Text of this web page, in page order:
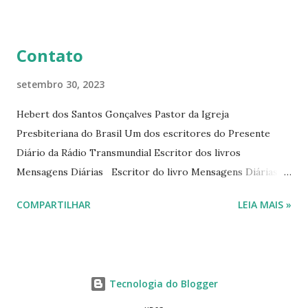
Contato
setembro 30, 2023
Hebert dos Santos Gonçalves Pastor da Igreja
Presbiteriana do Brasil Um dos escritores do Presente
Diário da Rádio Transmundial Escritor dos livros
Mensagens Diárias Escritor do livro Mensagens Diárias da
livromensagensdiarias@gmail.com Whatsapp: (15) 99765-
www.facebook.com/livromensagensdiarias
COMPARTILHAR LEIA MAIS »
Tecnologia do Blogger